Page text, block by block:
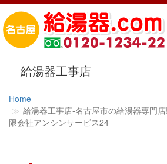
給湯器工事店
Home
給湯器工事店‐名古屋市の給湯器専門
限会社アンシンサービス24